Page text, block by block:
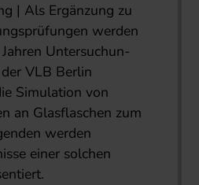
| Als Ergänzung zu
werden
Untersuchun­
VLB Berlin
Simulation von
an Glasflaschen zum
werden
einer solchen